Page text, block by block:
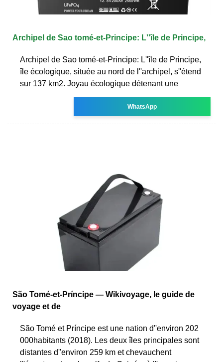
Archipel de Sao tomé-et-Principe: L''île de Principe,
Archipel de Sao tomé-et-Principe: L''île de Principe,
île écologique, située au nord de l''archipel, s''étend
sur 137 km2. Joyau écologique détenant une
WhatsApp
São Tomé-et-Príncipe — Wikivoyage, le guide de
voyage et de
São Tomé et Príncipe est une nation d''environ 202
000habitants (2018). Les deux îles principales sont
distantes d''environ 259 km et chevauchent